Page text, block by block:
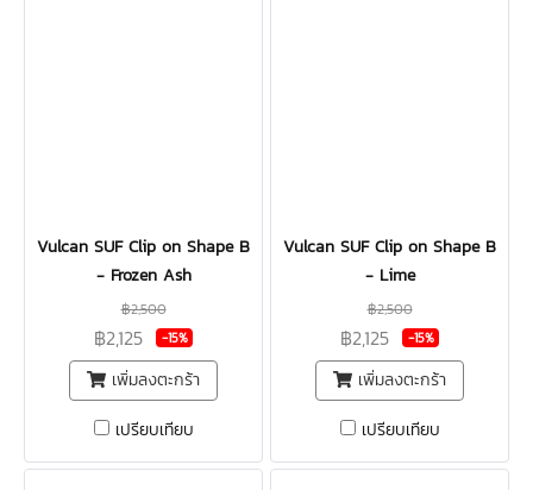
Vulcan SUF Clip on Shape B
- Frozen Ash
฿2,500
฿2,125 -15%
เพิ่มลงตะกร้า
เปรียบเทียบ
Vulcan SUF Clip on Shape B
- Lime
฿2,500
฿2,125 -15%
เพิ่มลงตะกร้า
เปรียบเทียบ